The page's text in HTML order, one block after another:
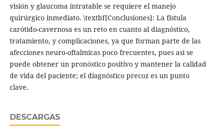
visión y glaucoma intratable se requiere el manejo
quirúrgico inmediato. \textbf{Conclusiones}: La fístula
carótido-cavernosa es un reto en cuanto al diagnóstico,
tratamiento, y complicaciones, ya que forman parte de las
afecciones neuro-oftalmicas poco frecuentes, pues asi se
puede obtener un pronóstico positivo y mantener la calidad
de vida del paciente; el diagnóstico precoz es un punto
clave.
DESCARGAS